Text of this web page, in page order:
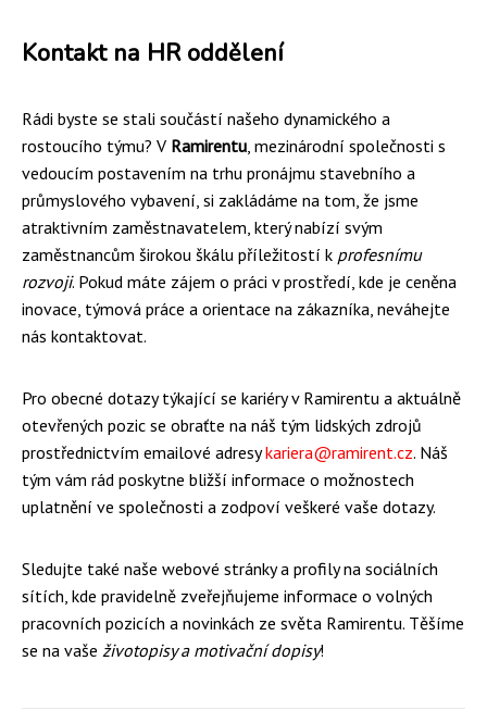
Kontakt na HR oddělení
Rádi byste se stali součástí našeho dynamického a
rostoucího týmu? V Ramirentu, mezinárodní společnosti s
vedoucím postavením na trhu pronájmu stavebního a
průmyslového vybavení, si zakládáme na tom, že jsme
atraktivním zaměstnavatelem, který nabízí svým
zaměstnancům širokou škálu příležitostí k profesnímu
rozvoji. Pokud máte zájem o práci v prostředí, kde je ceněna
inovace, týmová práce a orientace na zákazníka, neváhejte
nás kontaktovat.
Pro obecné dotazy týkající se kariéry v Ramirentu a aktuálně
otevřených pozic se obraťte na náš tým lidských zdrojů
prostřednictvím emailové adresykariera@ramirent.cz. Náš
tým vám rád poskytne bližší informace o možnostech
uplatnění ve společnosti a zodpoví veškeré vaše dotazy.
Sledujte také naše webové stránky a profily na sociálních
sítích, kde pravidelně zveřejňujeme informace o volných
pracovních pozicích a novinkách ze světa Ramirentu. Těšíme
se na vaše životopisy a motivační dopisy!